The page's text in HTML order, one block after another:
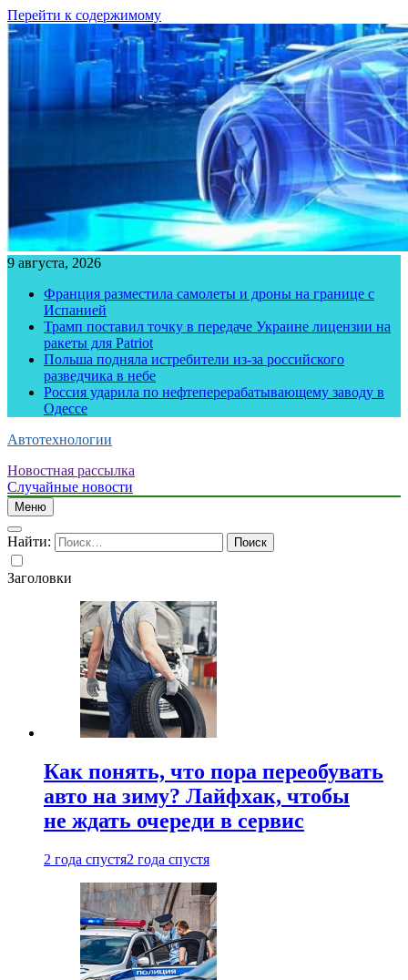
Перейти к содержимому
9 августа, 2026
Франция разместила самолеты и дроны на границе с
Испанией
Трамп поставил точку в передаче Украине лицензии на
ракеты для Patriot
Польша подняла истребители из-за российского
разведчика в небе
Россия ударила по нефтеперерабатывающему заводу в
Одессе
Автотехнологии
Новостная рассылка
Случайные новости
Меню
Найти:
Заголовки
Как понять, что пора переобувать
авто на зиму? Лайфхак, чтобы
не ждать очереди в сервис
2 года спустя2 года спустя